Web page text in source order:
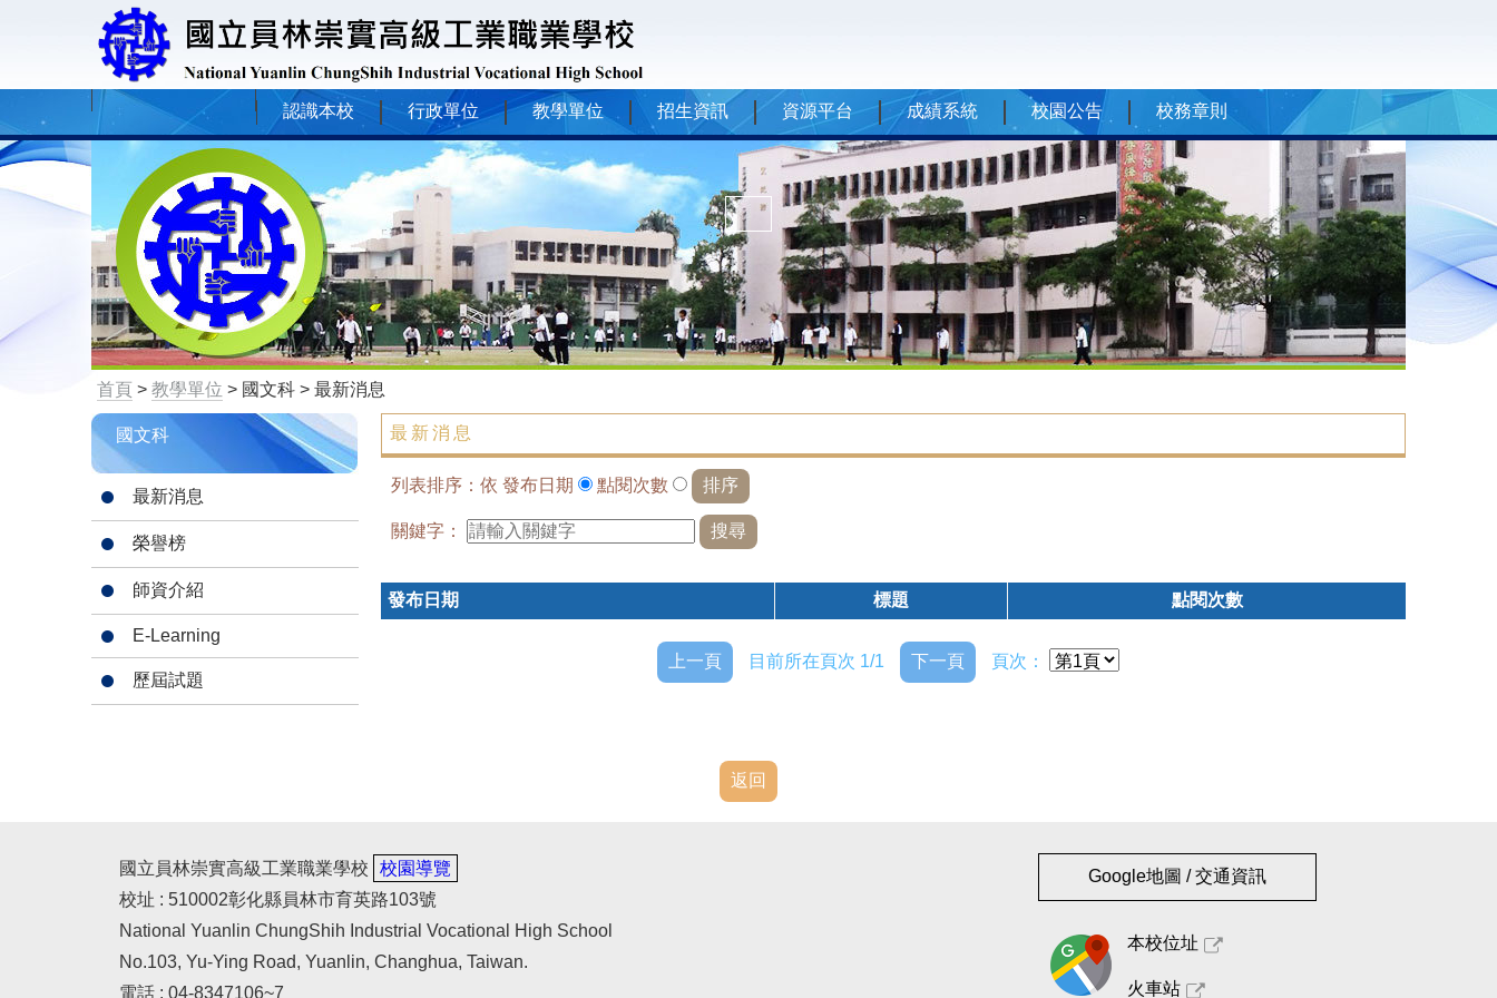
認識本校 行政單位 教學單位 招生資訊 資源平台 成績系統 校園公告 校務章則
首頁 > 教學單位 > 國文科 > 最新消息
國文科
最新消息
榮譽榜
師資介紹
E-Learning
歷屆試題
最新消息
列表排序：依 發布日期 點閱次數
關鍵字：
發布日期 標題 點閱次數
上一頁 目前所在頁次 1/1 下一頁 頁次：
返回
國立員林崇實高級工業職業學校
校園導覽
校址 : 510002彰化縣員林市育英路103號
National Yuanlin ChungShih Industrial Vocational High School
No.103, Yu-Ying Road, Yuanlin, Changhua, Taiwan.
電話 : 04-8347106~7
Google地圖 / 交通資訊
本校位址
火車站